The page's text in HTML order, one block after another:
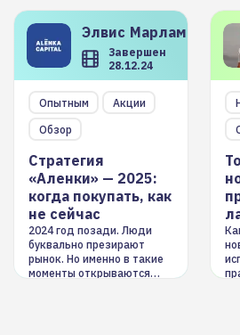
Элвис Марламов
Завершен
28.12.24
Опытным
Акции
Обзор
Стратегия
«Аленки» — 2025:
когда покупать, как
не сейчас
2024 год позади. Люди
буквально презирают
рынок. Но именно в такие
моменты открываются